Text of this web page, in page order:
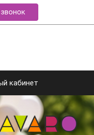
кабинет